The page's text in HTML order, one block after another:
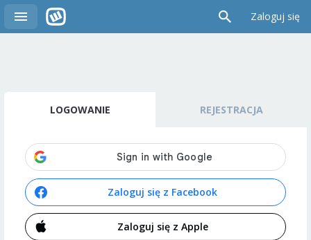
Zaloguj się
LOGOWANIE REJESTRACJA
Zaloguj się z Facebook
Zaloguj się z Apple